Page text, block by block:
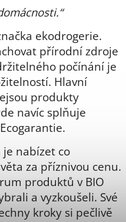
ekodrogerie.
přírodní zdroje
počínání je
Hlavní
produkty
navíc splňuje
je nabízet co
za příznivou cenu.
produktů v BIO
a vyzkoušeli. Své
kroky si pečlivě